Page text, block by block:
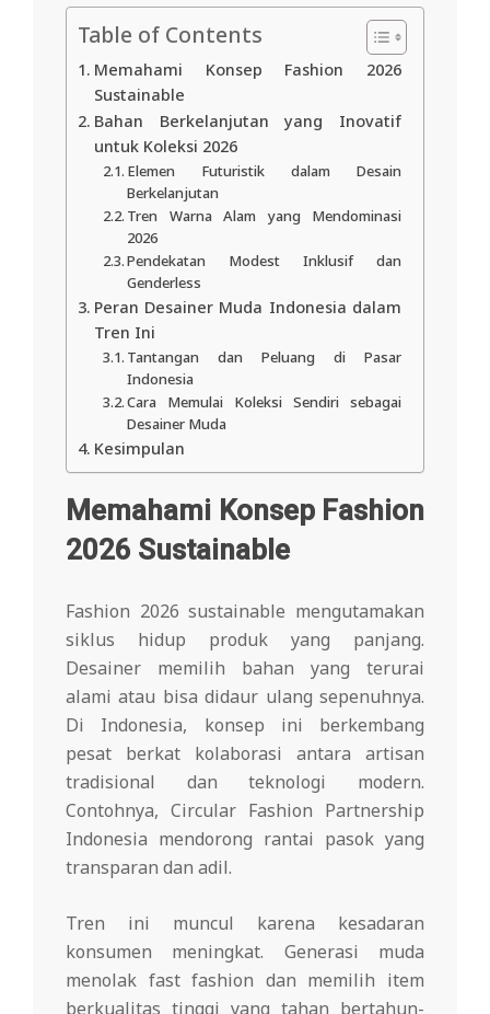
Table of Contents
Memahami Konsep Fashion 2026
Sustainable
Bahan Berkelanjutan yang Inovatif
untuk Koleksi 2026
Elemen Futuristik dalam Desain
Berkelanjutan
Tren Warna Alam yang Mendominasi
2026
Pendekatan Modest Inklusif dan
Genderless
Peran Desainer Muda Indonesia dalam
Tren Ini
Tantangan dan Peluang di Pasar
Indonesia
Cara Memulai Koleksi Sendiri sebagai
Desainer Muda
Kesimpulan
Memahami Konsep Fashion
2026 Sustainable
Fashion 2026 sustainable mengutamakan
siklus hidup produk yang panjang.
Desainer memilih bahan yang terurai
alami atau bisa didaur ulang sepenuhnya.
Di Indonesia, konsep ini berkembang
pesat berkat kolaborasi antara artisan
tradisional dan teknologi modern.
Contohnya, Circular Fashion Partnership
Indonesia mendorong rantai pasok yang
transparan dan adil.
Tren ini muncul karena kesadaran
konsumen meningkat. Generasi muda
menolak fast fashion dan memilih item
berkualitas tinggi yang tahan bertahun-